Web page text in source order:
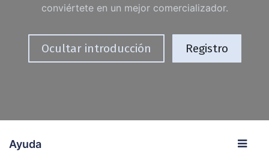
conviértete en un mejor comercializador.
Ocultar introducción Registro
Ayuda